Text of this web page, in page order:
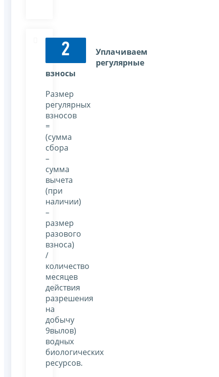
2
Уплачиваем
регулярные
взносы
Размер
регулярных
взносов
=
(сумма
сбора
–
сумма
вычета
(при
наличии)
–
размер
разового
взноса)
/
количество
месяцев
действия
разрешения
на
добычу
9вылов)
водных
биологических
ресурсов.